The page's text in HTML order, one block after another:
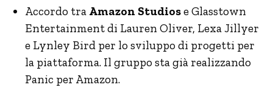
Accordo tra Amazon Studiose Glasstown
Entertainment di Lauren Oliver, Lexa Jillyer
e Lynley Bird per lo sviluppo di progetti per
la piattaforma. Il gruppo sta già realizzando
Panic per Amazon.